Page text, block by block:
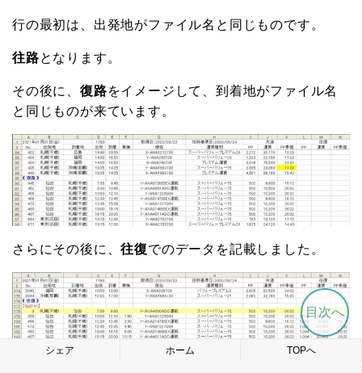
行の最初は、出発地がファイル名と同じものです。
往路となります。
その後に、 復路をイメージして、到着地がファイル名
と同じものが来ています。
さらにその後に、往復でのデータを記載しました。
シェア ホーム TOPへ
目次へ